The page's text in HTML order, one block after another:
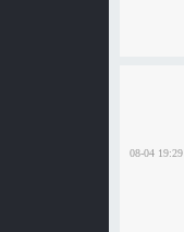
08-04 19:29